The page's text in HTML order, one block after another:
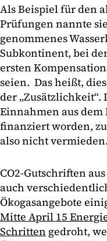
Als Beispiel für den
Prüfungen nannte
genommenes
Subkontinent, bei
ersten
seien. Das heißt,
der „Zusätzlichkeit“.
Einnahmen aus
finanziert worden,
also nicht vermieden.
CO2-Gutschriften
auch
Ökogasangebote
Mitte April 15
Schritten gedroht,